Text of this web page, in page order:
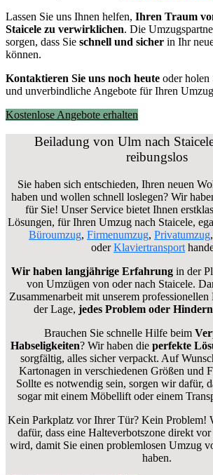
Lassen Sie uns Ihnen helfen, Ihren Traum
Staicele zu verwirklichen. Die
sorgen, dass Sie schnell und sicher in Ihr
können.
Kontaktieren Sie uns noch heute oder holen
und unverbindliche Angebote für Ihren
Kostenlose Angebote erhalten
Beiladung von Ulm nach
reibungslos
Sie haben sich entschieden, Ihren neuen
haben und wollen schnell loslegen? Wir
für Sie! Unser Service bietet Ihnen
Lösungen, für Ihren Umzug nach Staicele,
Büroumzug, Firmenumzug, Privatumzug,
oder Klaviertransport
Wir haben langjährige Erfahrung in der
von Umzügen von oder nach Staicele.
Zusammenarbeit mit unserem
der Lage, jedes Problem oder
Brauchen Sie schnelle Hilfe beim
Habseligkeiten? Wir haben die perfekte
sorgfältig, alles sicher verpackt. Auf
Kartonagen in verschiedenen Größen und
Sollte es notwendig sein, sorgen wir dafür,
sogar mit einem Möbellift oder einem
Kein Parkplatz vor Ihrer Tür? Kein Problem!
dafür, dass eine Halteverbotszone direkt
wird, damit Sie einen problemlosen Umzug
haben.